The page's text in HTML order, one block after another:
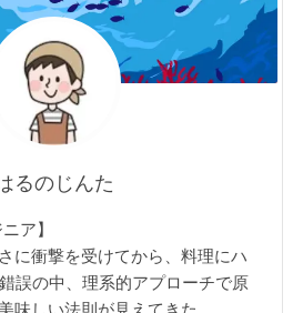
るのじんた
ア】
に衝撃を受けてから、料理にハ
誤の中、理系的アプローチで原
味しい法則が見えてきた。